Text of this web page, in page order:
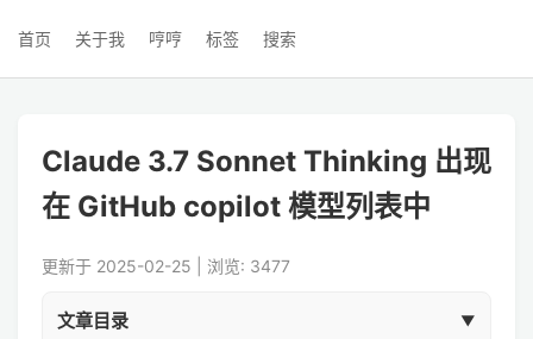
首页 关于我 哼哼 标签 搜索
Claude 3.7 Sonnet Thinking 出现
在 GitHub copilot 模型列表中
更新于 2025-02-25 | 浏览: 3477
文章目录